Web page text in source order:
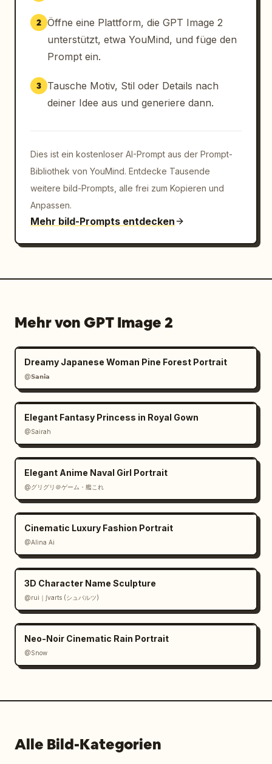
2 Öffne eine Plattform, die GPT Image 2
unterstützt, etwa YouMind, und füge den
Prompt ein.
3
Tausche Motiv, Stil oder Details nach
deiner Idee aus und generiere dann.
Dies ist ein kostenloser AI-Prompt aus der Prompt-
Bibliothek von YouMind. Entdecke Tausende
weitere bild-Prompts, alle frei zum Kopieren und
Anpassen.
Mehr bild-Prompts entdecken
Mehr von GPT Image 2
Dreamy Japanese Woman Pine Forest Portrait
@𝗦𝗮𝗻𝗶𝗮
Elegant Fantasy Princess in Royal Gown
@Sairah
Elegant Anime Naval Girl Portrait
@グリグリ＠ゲーム・艦これ
Cinematic Luxury Fashion Portrait
@Alina Ai
3D Character Name Sculpture
@rui｜∫varts (シュバルツ)
Neo-Noir Cinematic Rain Portrait
@Snow
Alle Bild-Kategorien